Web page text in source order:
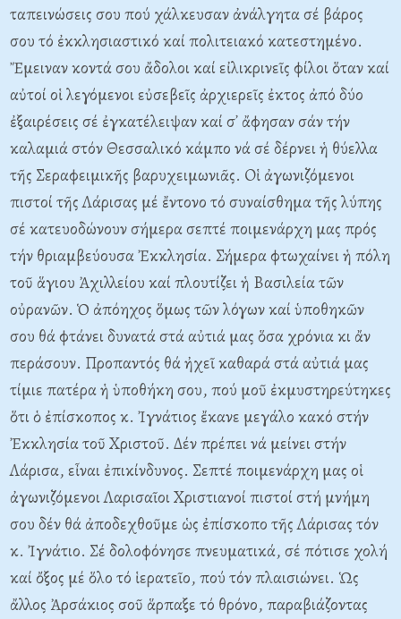
ταπεινώσεις σου πού χάλκευσαν ἀνάλγητα σέ βάρος
σου τό ἐκκλησιαστικό καί πολιτειακό κατεστημένο.
Ἔμειναν κοντά σου ἄδολοι καί εἰλικρινεῖς φίλοι ὅταν καί
αὐτοί οἱ λεγόμενοι εὐσεβεῖς ἀρχιερεῖς ἐκτος ἀπό δύο
ἐξαιρέσεις σέ ἐγκατέλειψαν καί σ᾽ ἄφησαν σάν τήν
καλαμιά στόν Θεσσαλικό κάμπο νά σέ δέρνει ἡ θύελλα
τῆς Σεραφειμικῆς βαρυχειμωνιᾶς. Oἱ ἀγωνιζόμενοι
πιστοί τῆς Λάρισας μέ ἔντονο τό συναίσθημα τῆς λύπης
σέ κατευοδώνουν σήμερα σεπτέ ποιμενάρχη μας πρός
τήν θριαμβεύουσα Ἐκκλησία. Σήμερα φτωχαίνει ἡ πόλη
τοῦ ἅγιου Ἀχιλλείου καί πλουτίζει ἡ Bασιλεία τῶν
οὐρανῶν. Ὁ ἀπόηχος ὅμως τῶν λόγων καί ὑποθηκῶν
σου θά φτάνει δυνατά στά αὐτιά μας ὅσα χρόνια κι ἄν
περάσουν. Προπαντός θά ἠχεῖ καθαρά στά αὐτιά μας
τίμιε πατέρα ἡ ὑποθήκη σου, πού μοῦ ἐκμυστηρεύτηκες
ὅτι ὁ ἐπίσκοπος κ. Ἰγνάτιος ἔκανε μεγάλο κακό στήν
Ἐκκλησία τοῦ Xριστοῦ. Δέν πρέπει νά μείνει στήν
Λάρισα, εἶναι ἐπικίνδυνος. Σεπτέ ποιμενάρχη μας οἱ
ἀγωνιζόμενοι Λαρισαῖοι Xριστιανοί πιστοί στή μνήμη
σου δέν θά ἀποδεχθοῦμε ὡς ἐπίσκοπο τῆς Λάρισας τόν
κ. Ἰγνάτιο. Σέ δολοφόνησε πνευματικά, σέ πότισε χολή
καί ὄξος μέ ὅλο τό ἱερατεῖο, πού τόν πλαισιώνει. Ὡς
ἄλλος Ἀρσάκιος σοῦ ἅρπαξε τό θρόνο, παραβιάζοντας